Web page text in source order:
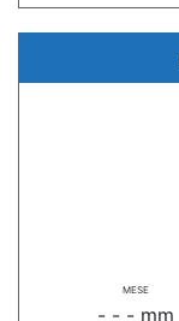
MESE
- - - mm